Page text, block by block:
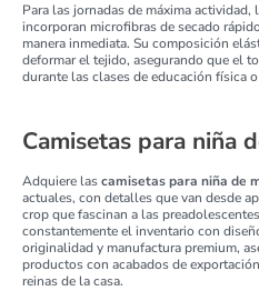
Para las jornadas de máxima actividad,
incorporan microfibras de secado
manera inmediata. Su composición
deformar el tejido, asegurando que el
durante las clases de educación física
Camisetas para niña
Adquiere lascamisetas para niña de
actuales, con detalles que van desde
crop que fascinan a las
constantemente el inventario con
originalidad y manufactura premium,
productos con acabados de
reinas de la casa.